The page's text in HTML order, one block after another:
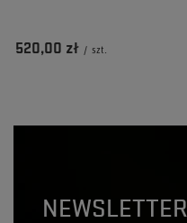
520,00 zł / szt.
NEWSLETTER